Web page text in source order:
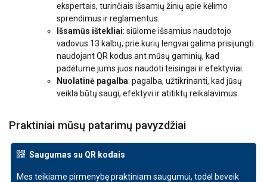
ekspertais, turinčiais išsamių žinių apie kėlimo
sprendimus ir reglamentus.
Išsamūs ištekliai: siūlome išsamius naudotojo
vadovus 13 kalbų, prie kurių lengvai galima prisijungti
naudojant QR kodus ant mūsų gaminių, kad
padėtume jums juos naudoti teisingai ir efektyviai.
Nuolatinė pagalba: pagalba, užtikrinanti, kad jūsų
veikla būtų saugi, efektyvi ir atitiktų reikalavimus.
Praktiniai mūsų patarimų pavyzdžiai
Saugumas su QR kodais
Mes teikiame pirmenybę praktiniam saugumui, todėl beveik